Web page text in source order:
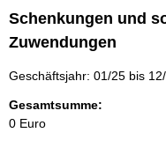
Schenkungen und
Zuwendungen
Geschäftsjahr: 01/25 bis
Gesamtsumme:
0 Euro